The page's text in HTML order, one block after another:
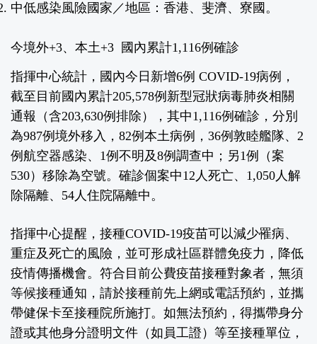
中低感染風險國家／地區： 香港、斐濟、寮國。
今境外+3、本土+3 國內累計1,116例確診
指揮中心統計，國內今日新增6例 COVID-19病例，
截至目前國內累計205,578例新型冠狀病毒肺炎相關
通報（含203,630例排除），其中1,116例確診，分別
為987例境外移入，82例本土病例，36例敦睦艦隊、2
例航空器感染、1例不明及8例調查中；另1例（案
530）移除為空號。確診個案中12人死亡、1,050人解
除隔離、54人住院隔離中。
指揮中心提醒，接種COVID-19疫苗可以減少罹病、
重症及死亡的風險，並可形成社區群體免疫力，降低
疫情傳播機會。符合目前公費疫苗接種對象者，無須
等候接種通知，請於接種前先上網或電話預約，並攜
帶健保卡至接種院所施打。如無法預約，得攜帶身分
證或其他身分證明文件（如員工證）等至接種單位，